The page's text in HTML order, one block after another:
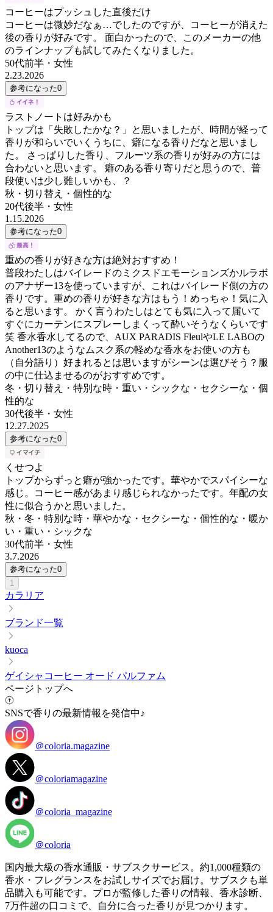
コーヒーはプッシュした直後だけ
コーヒーは微妙だなぁ…でしたのですが、コーヒーが消えた
後の香りが好みです。 面白かったので、このメーカーの他
のラインナップも試してみたくなりました。
50代前半 ・ 女性
2.23.2026
参考になった0
ラストノートは好みかも
トップは「失敗したかな？」と思いましたが、時間が経って
香りが和らいでいくうちに、癖になる香りだなと思いまし
た。 さっぱりした香り、フルーツ系の香りが好みの方には
合わないと思います。 癖のある香り寄りだと思うので、普
段使いは少し難しいかも、？
秋・切り替え・個性的な
20代後半 ・ 女性
1.15.2026
参考になった0
重めの香りが好きな方は絶対おすすめ！
普段わたしはバイレードのミクスドエモーションズかルラボ
のアナザー13を使っていますが、これはバイレード側の方の
香りです。重めの香りが好きな方はもう！めっちゃ！気に入
ると思います。 かく言うわたしはとても気に入って届いて
すぐにカーテンにスプレーしまくって酔いそうなくらいです
笑 香水香水してるので、AUX PARADIS FleulやLE LABOの
Another13のようなムスク系の軽めな香水をお使いの方も
（自分語り）好まれるとは思いますがシーンは選びそう？服
の中に仕込ませるのがおすすめです。
冬・切り替え・特別な時・重い・シックな・セクシーな・個
性的な
30代後半 ・ 女性
12.27.2025
参考になった0
くせつよ
トップからずっと癖が強かったです。華やかでスパイシーな
感じ。コーヒー感があまり感じられなかったです。年配の女
性に似合うかと思いました。
秋・冬・特別な時・華やかな・セクシーな・個性的な・暖か
い・重い・シックな
30代前半 ・ 女性
3.7.2026
参考になった0
1
カラリア
ブランド一覧
kuoca
ゲイシャコーヒー オード パルファム
ページトップへ
SNSで香りの最新情報を発信中♪
＠coloria.magazine
＠coloriamagazine
＠coloria_magazine
＠coloria
国内最大級の香水通販・サブスクサービス。約1,000種類の
香水・フレグランスをお試しサイズでお届け。サブスクも単
品購入も可能です。プロが監修した香りの情報、香水診断、
7万件超の口コミで、自分に合った香りが見つかります。